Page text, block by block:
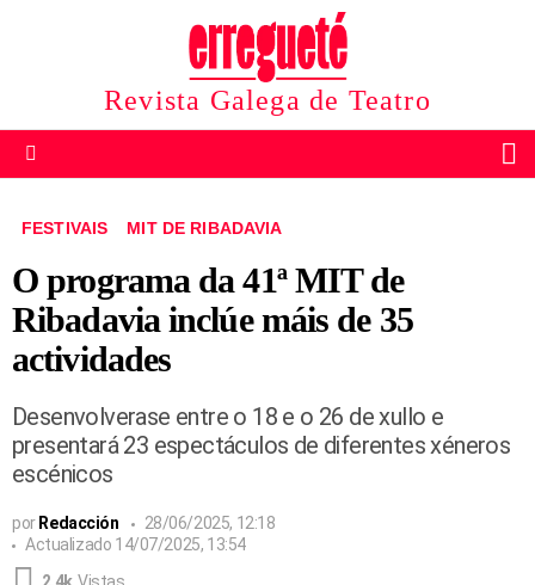
Revista Galega de Teatro
FESTIVAIS MIT DE RIBADAVIA
O programa da 41ª MIT de
Ribadavia inclúe máis de 35
actividades
Desenvolverase entre o 18 e o 26 de xullo e
presentará 23 espectáculos de diferentes xéneros
escénicos
por Redacción
28/06/2025, 12:18
Actualizado 14/07/2025, 13:54